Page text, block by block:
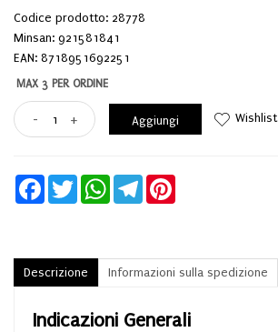
Codice prodotto: 28778
Minsan: 921581841
EAN: 8718951692251
MAX 3 PER ORDINE
- + Aggiungi Wishlist
FacebookTwitter WhatsAppTelegram
Descrizione Informazioni sulla spedizione
Indicazioni Generali